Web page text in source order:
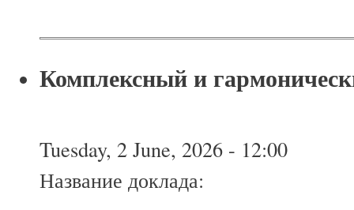
Комплексный и
Tuesday, 2 June, 2026 - 12:00
Название доклада: